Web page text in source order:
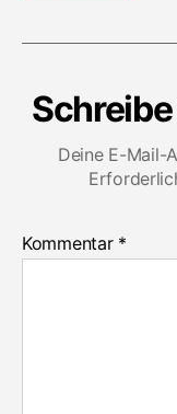
Deine E-Mail-
Kommentar *